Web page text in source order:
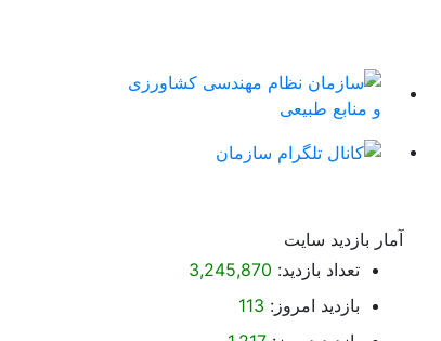
آمار بازدید سایت
تعداد بازدید: 3,245,870
بازدید امروز: